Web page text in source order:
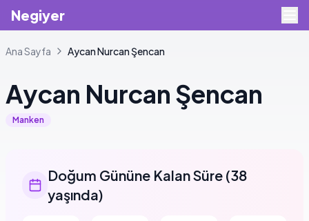
Negiyer
Ana Sayfa AycanNurcan Şencan
Aycan Nurcan Şencan
Manken
Doğum Gününe Kalan Süre (38
yaşında)